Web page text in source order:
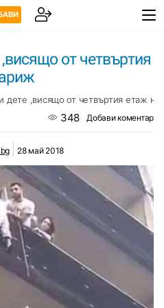
от четвъртия
дете ,висящо от четвъртия етаж на
348 Добави коментар
28 май 2018